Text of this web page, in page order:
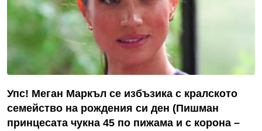
Упс! Меган Маркъл се избъзика с кралското
семейство на рождения си ден (Пишман
принцесата чукна 45 по пижама и с корона –